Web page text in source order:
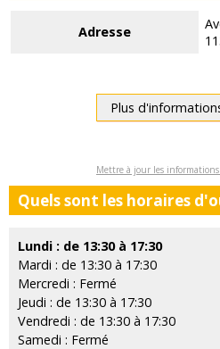
Adresse
Plus
Mettre à jour les
Quels sont les horaires
Lundi : de 13:30 à 17:30
Mardi : de 13:30 à 17:30
Mercredi : Fermé
Jeudi : de 13:30 à 17:30
Vendredi : de 13:30 à 17:30
Samedi : Fermé